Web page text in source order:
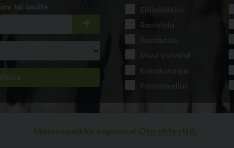
tai osoite
Eläinlääkäri
Ravintola
Koirakoulu
Muut palvelut
Koirakuvaaja
Koirasovellus
Mainospaikka vapaana! Ota yhteyttä.